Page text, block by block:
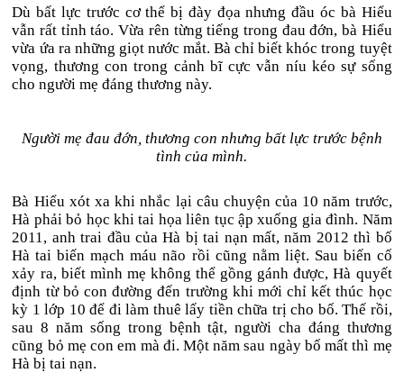
Dù bất lực trước cơ thể bị đày đọa nhưng đầu óc bà Hiểu
vẫn rất tỉnh táo. Vừa rên từng tiếng trong đau đớn, bà Hiểu
vừa ứa ra những giọt nước mắt. Bà chỉ biết khóc trong tuyệt
vọng, thương con trong cảnh bĩ cực vẫn níu kéo sự sống
cho người mẹ đáng thương này.
Người mẹ đau đớn, thương con nhưng bất lực trước bệnh
tình của mình.
Bà Hiểu xót xa khi nhắc lại câu chuyện của 10 năm trước,
Hà phải bỏ học khi tai họa liên tục ập xuống gia đình. Năm
2011, anh trai đầu của Hà bị tai nạn mất, năm 2012 thì bố
Hà tai biến mạch máu não rồi cũng nằm liệt. Sau biến cố
xảy ra, biết mình mẹ không thể gồng gánh được, Hà quyết
định từ bỏ con đường đến trường khi mới chỉ kết thúc học
kỳ 1 lớp 10 để đi làm thuê lấy tiền chữa trị cho bố. Thế rồi,
sau 8 năm sống trong bệnh tật, người cha đáng thương
cũng bỏ mẹ con em mà đi. Một năm sau ngày bố mất thì mẹ
Hà bị tai nạn.